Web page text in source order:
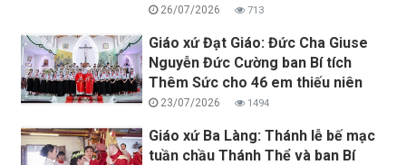
26/07/2026 713
Giáo xứ Đạt Giáo: Đức Cha Giuse
Nguyễn Đức Cường ban Bí tích
Thêm Sức cho 46 em thiếu niên
23/07/2026 1494
Giáo xứ Ba Làng: Thánh lễ bế mạc
tuần chầu Thánh Thể và ban Bí